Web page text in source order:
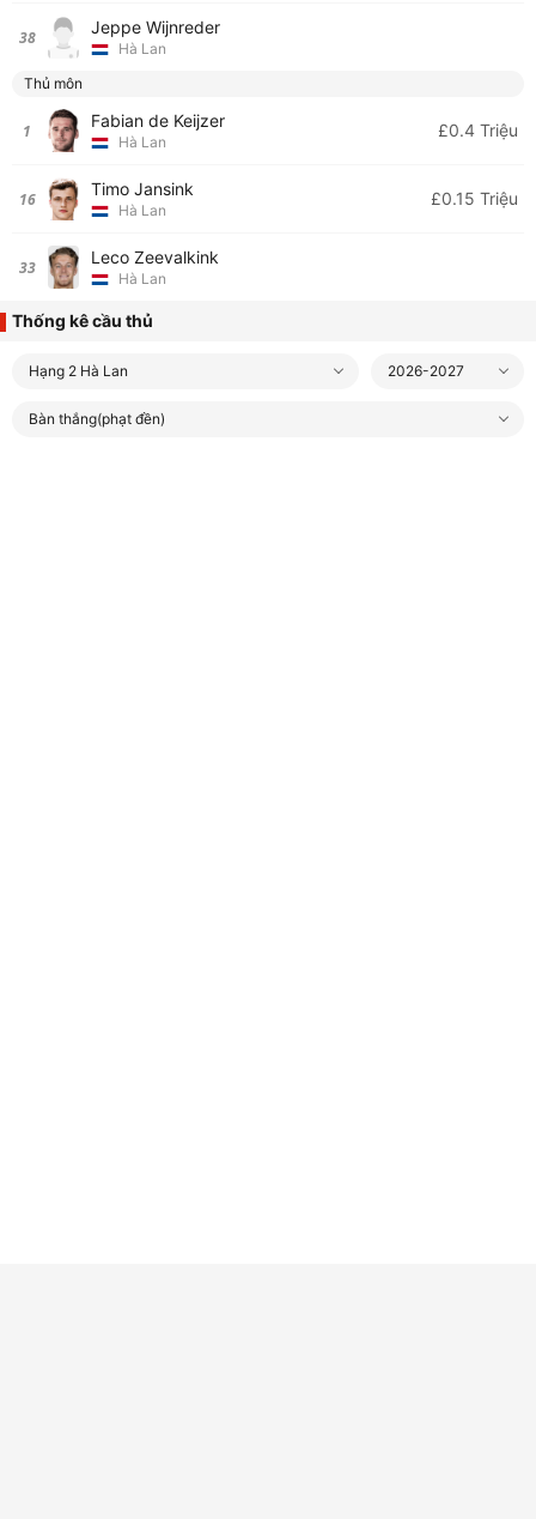
38 Jeppe Wijnreder
Hà Lan
Thủ môn
1 Fabian de Keijzer
Hà Lan
£0.4 Triệu
16 Timo Jansink
Hà Lan
£0.15 Triệu
33 Leco Zeevalkink
Hà Lan
Thống kê cầu thủ
Hạng 2 Hà Lan 2026-2027
Bàn thắng(phạt đền)